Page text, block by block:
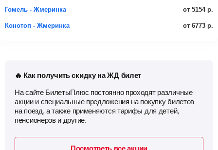
Гомель - Жмеринка от 5154 р.
Конотоп - Жмеринка от 6773 р.
🔥 Как получить скидку на ЖД билет
На сайте БилетыПлюс постоянно проходят различные
акции и специальные предложения на покупку билетов
на поезд, а также применяются тарифы для детей,
пенсионеров и другие.
Посмотреть все акции